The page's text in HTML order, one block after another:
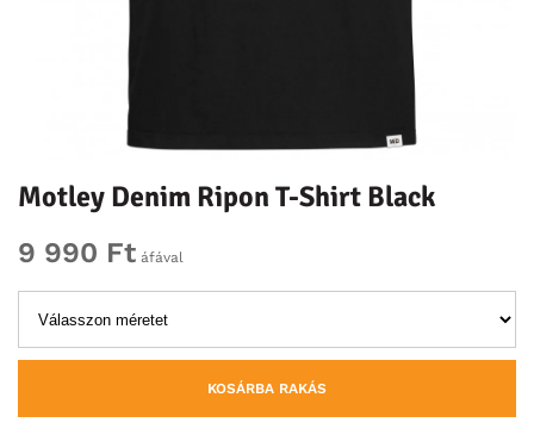
Motley Denim Ripon T-Shirt Black
9 990 Ft áfával
KOSÁRBA RAKÁS